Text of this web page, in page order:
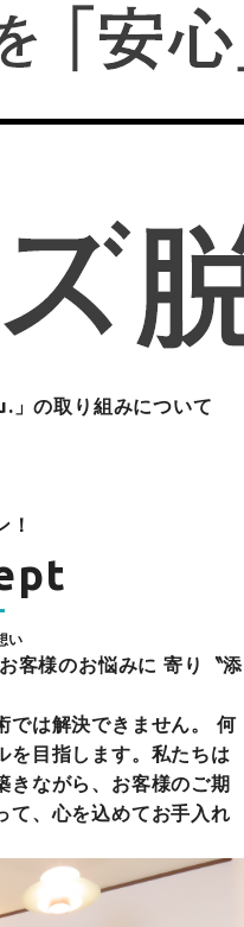
」の取り組みについて
！
い
お客様のお悩みに 寄り〝添
では解決できません。 何
を目指します。私たちは
きながら、お客様のご期
て、心を込めてお手入れ